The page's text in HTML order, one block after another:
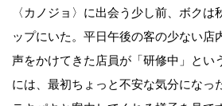
〈カノジョ〉に出会う少し前、ボクは
ップにいた。平日午後の客の少ない店
声をかけてきた店員が「研修中」とい
には、最初ちょっと不安な気分になっ